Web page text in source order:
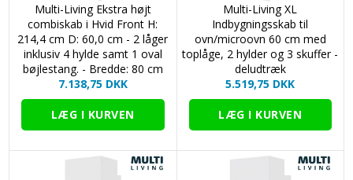
Multi-Living Ekstra højt
combiskab i Hvid Front H:
214,4 cm D: 60,0 cm - 2 låger
inklusiv 4 hylde samt 1 oval
bøjlestang. - Bredde: 80 cm
7.138,75 DKK
Multi-Living XL
Indbygningsskab til
ovn/microovn 60 cm med
toplåge, 2 hylder og 3 skuffer -
deludtræk
5.519,75 DKK